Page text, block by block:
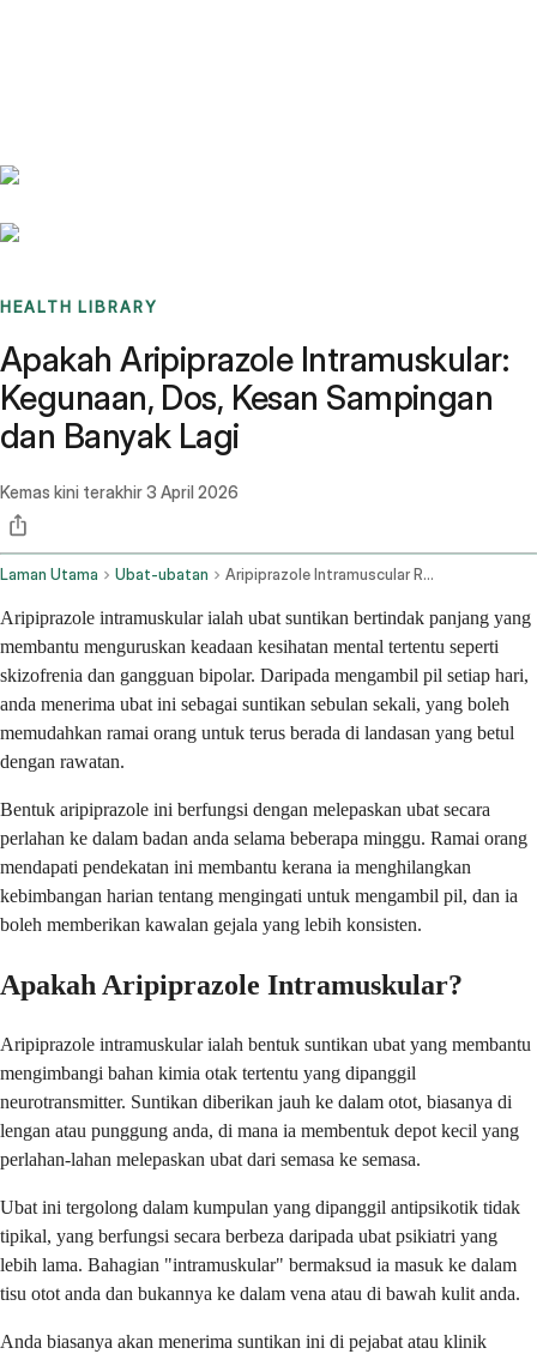
HEALTH LIBRARY
Apakah Aripiprazole Intramuskular:
Kegunaan, Dos, Kesan Sampingan
dan Banyak Lagi
Kemas kini terakhir3 April 2026
Laman Utama Ubat-ubatan Aripiprazole Intramuscular Route
Aripiprazole intramuskular ialah ubat suntikan bertindak panjang yang
membantu menguruskan keadaan kesihatan mental tertentu seperti
skizofrenia dan gangguan bipolar. Daripada mengambil pil setiap hari,
anda menerima ubat ini sebagai suntikan sebulan sekali, yang boleh
memudahkan ramai orang untuk terus berada di landasan yang betul
dengan rawatan.
Bentuk aripiprazole ini berfungsi dengan melepaskan ubat secara
perlahan ke dalam badan anda selama beberapa minggu. Ramai orang
mendapati pendekatan ini membantu kerana ia menghilangkan
kebimbangan harian tentang mengingati untuk mengambil pil, dan ia
boleh memberikan kawalan gejala yang lebih konsisten.
Apakah Aripiprazole Intramuskular?
Aripiprazole intramuskular ialah bentuk suntikan ubat yang membantu
mengimbangi bahan kimia otak tertentu yang dipanggil
neurotransmitter. Suntikan diberikan jauh ke dalam otot, biasanya di
lengan atau punggung anda, di mana ia membentuk depot kecil yang
perlahan-lahan melepaskan ubat dari semasa ke semasa.
Ubat ini tergolong dalam kumpulan yang dipanggil antipsikotik tidak
tipikal, yang berfungsi secara berbeza daripada ubat psikiatri yang
lebih lama. Bahagian "intramuskular" bermaksud ia masuk ke dalam
tisu otot anda dan bukannya ke dalam vena atau di bawah kulit anda.
Anda biasanya akan menerima suntikan ini di pejabat atau klinik